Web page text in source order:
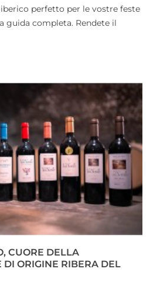
perfetto per le vostre feste
guida completa. Rendete il
CUORE DELLA
ORIGINE RIBERA DEL